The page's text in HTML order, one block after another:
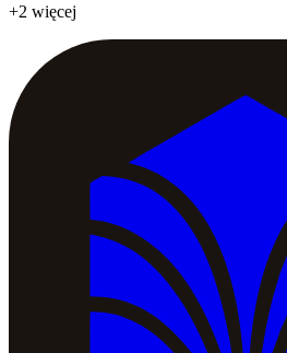
+2 więcej